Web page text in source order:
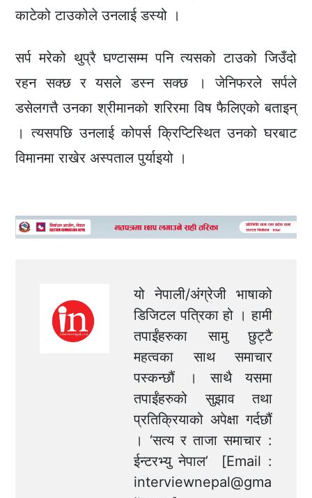
काटेको टाउकोले उनलाई डस्यो ।
सर्प मरेको थुप्रै घण्टासम्म पनि त्यसको टाउको जिउँदो
रहन सक्छ र यसले डस्न सक्छ । जेनिफरले सर्पले
डसेलगत्तै उनका श्रीमानको शरिरमा विष फैलिएको बताइन्
। त्यसपछि उनलाई कोपर्स क्रिप्टिस्थित उनको घरबाट
विमानमा राखेर अस्पताल पुर्याइयो ।
यो नेपाली/अंग्रेजी भाषाको
डिजिटल पत्रिका हो । हामी
तपाईंहरुका सामु छुट्टै
महत्वका साथ समाचार
पस्कन्छौं । साथै यसमा
तपाईंहरुको सुझाव तथा
प्रतिक्रियाको अपेक्षा गर्दछौं
। ‘सत्य र ताजा समाचार :
ईन्टरभ्यु नेपाल’ [Email :
interviewnepal@gma